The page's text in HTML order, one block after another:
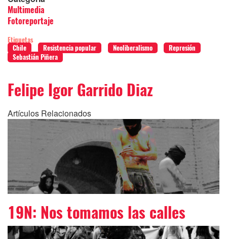
Multimedia
Fotoreportaje
Etiquetas
Chile
Resistencia popular Neoliberalismo
Represión
Sebastián Piñera
Felipe Igor Garrido Diaz
Artículos Relacionados
19N: Nos tomamos las calles